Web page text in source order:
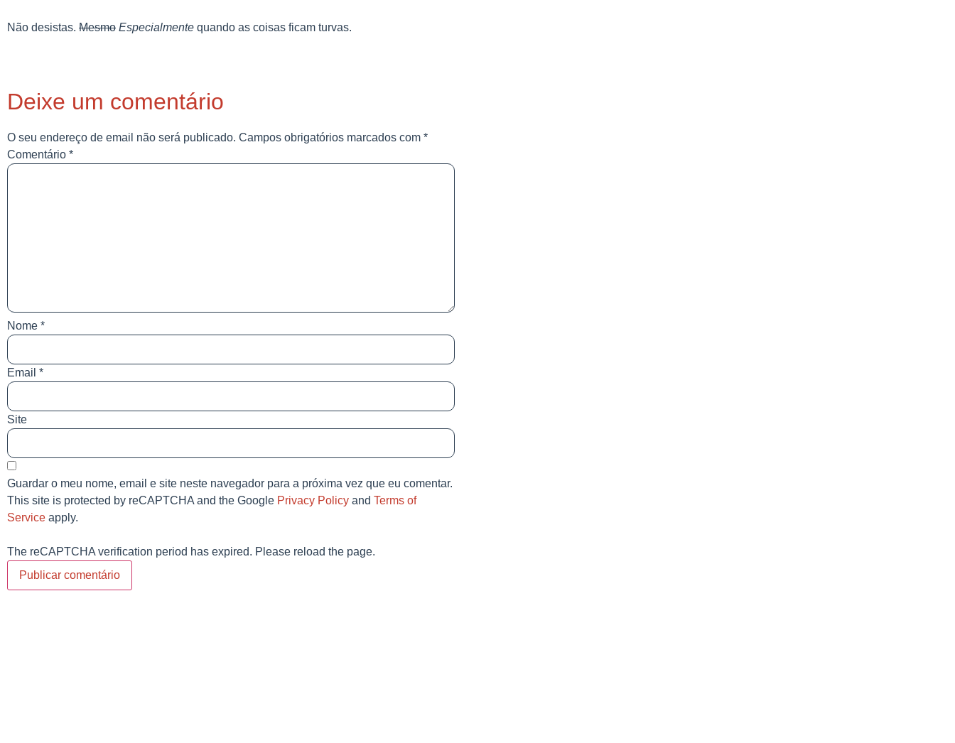
Não desistas. Mesmo Especialmente quando as coisas ficam turvas.
Deixe um comentário
O seu endereço de email não será publicado. Campos obrigatórios marcados com *
Comentário *
Nome *
Email *
Site
Guardar o meu nome, email e site neste navegador para a próxima vez que eu comentar.
This site is protected by reCAPTCHA and the Google Privacy Policy and Terms of
Service apply.
The reCAPTCHA verification period has expired. Please reload the page.